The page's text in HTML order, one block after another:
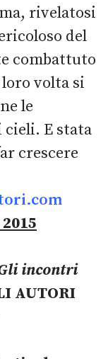
rivelatosi
del
combattuto
volta si
le
E stata
crescere
incontri
AUTORI